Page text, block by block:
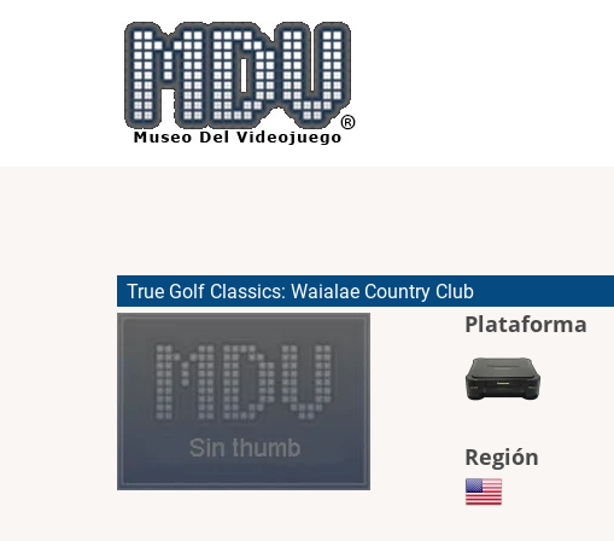
True Golf Classics: Waialae Country Club
Plataforma
Región